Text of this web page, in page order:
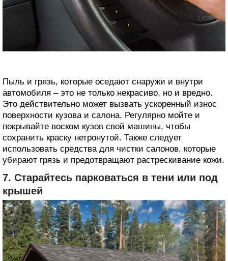
Пыль и грязь, которые оседают снаружи и внутри
автомобиля – это не только некрасиво, но и вредно.
Это действительно может вызвать ускоренный износ
поверхности кузова и салона. Регулярно мойте и
покрывайте воском кузов свой машины, чтобы
сохранить краску нетронутой. Также следует
использовать средства для чистки салонов, которые
убирают грязь и предотвращают растрескивание кожи.
7. Старайтесь парковаться в тени или под
крышей